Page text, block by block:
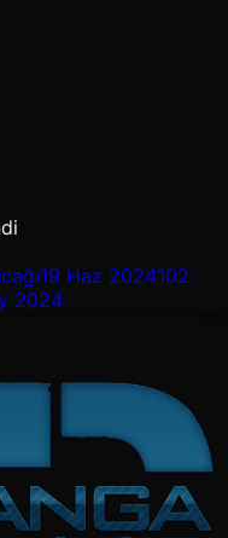
19 Haz 2024102.
2024